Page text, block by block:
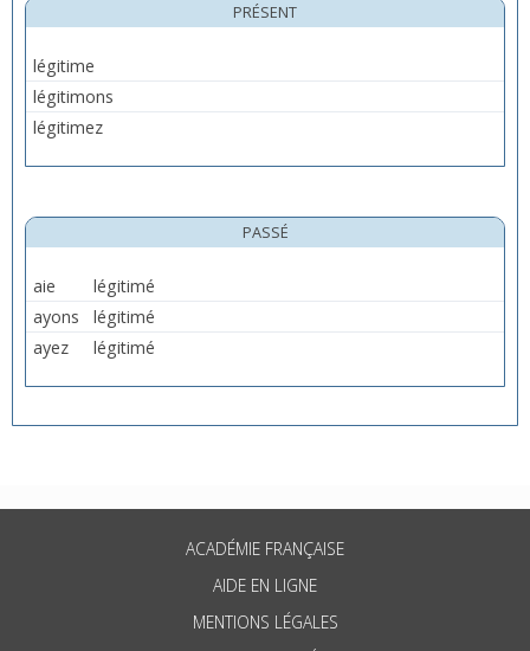
PRÉSENT
légitime
légitimons
légitimez
PASSÉ
aie
légitimé
ayons
légitimé
ayez
légitimé
ACADÉMIE FRANÇAISE
AIDE EN LIGNE
MENTIONS LÉGALES